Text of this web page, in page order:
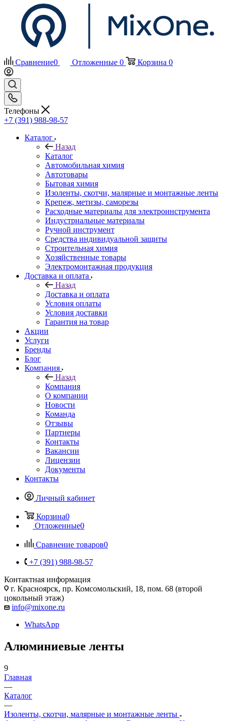
Сравнение0 Отложенные 0 Корзина 0
Телефоны
+7 (391) 988-98-57
Каталог
Назад
Каталог
Автомобильная химия
Автотовары
Бытовая химия
Изоленты, скотчи, малярные и монтажные ленты
Крепеж, метизы, саморезы
Расходные материалы для электроинструмента
Индустриальные материалы
Ручной инструмент
Средства индивидуальной защиты
Строительная химия
Хозяйственные товары
Электромонтажная продукция
Доставка и оплата
Назад
Доставка и оплата
Условия оплаты
Условия доставки
Гарантия на товар
Акции
Услуги
Бренды
Блог
Компания
Назад
Компания
О компании
Новости
Команда
Отзывы
Партнеры
Контакты
Вакансии
Лицензии
Документы
Контакты
Личный кабинет
Корзина0
Отложенные0
Сравнение товаров0
+7 (391) 988-98-57
Контактная информация
г. Красноярск, пр. Комсомольский, 18, пом. 68 (второй
цокольный этаж)
info@mixone.ru
WhatsApp
Алюминиевые ленты
9
Главная
—
Каталог
—
Изоленты, скотчи, малярные и монтажные ленты